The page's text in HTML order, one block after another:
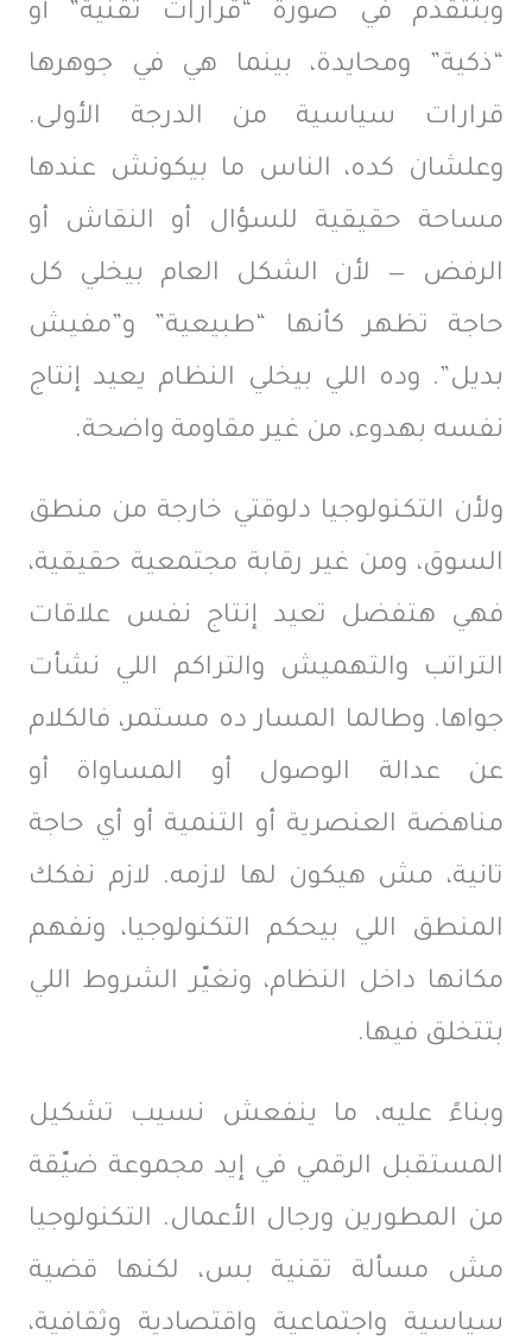
وبتتقدَّم في صورة “قرارات تقنية” أو
“ذكية” ومحايدة، بينما هي في جوهرها
قرارات سياسية من الدرجة الأولى.
وعلشان كده، الناس ما بيكونش عندها
مساحة حقيقية للسؤال أو النقاش أو
الرفض — لأن الشكل العام بيخلي كل
حاجة تظهر كأنها “طبيعية” و”مفيش
بديل”. وده اللي بيخلي النظام يعيد إنتاج
نفسه بهدوء، من غير مقاومة واضحة.
ولأن التكنولوجيا دلوقتي خارجة من منطق
السوق، ومن غير رقابة مجتمعية حقيقية،
فهي هتفضل تعيد إنتاج نفس علاقات
التراتب والتهميش والتراكم اللي نشأت
جواها. وطالما المسار ده مستمر، فالكلام
عن عدالة الوصول أو المساواة أو
مناهضة العنصرية أو التنمية أو أي حاجة
تانية، مش هيكون لها لازمه. لازم نفكك
المنطق اللي بيحكم التكنولوجيا، ونفهم
مكانها داخل النظام، ونغيّر الشروط اللي
بتتخلق فيها.
وبناءً عليه، ما ينفعش نسيب تشكيل
المستقبل الرقمي في إيد مجموعة ضيّقة
من المطورين ورجال الأعمال. التكنولوجيا
مش مسألة تقنية بس، لكنها قضية
سياسية واجتماعية واقتصادية وثقافية،